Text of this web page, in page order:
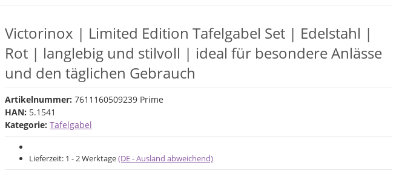
Victorinox | Limited Edition Tafelgabel Set | Edelstahl |
Rot | langlebig und stilvoll | ideal für besondere Anlässe
und den täglichen Gebrauch
Artikelnummer: 7611160509239 Prime
HAN: 5.1541
Kategorie: Tafelgabel
Lieferzeit: 1 - 2 Werktage(DE - Ausland abweichend)